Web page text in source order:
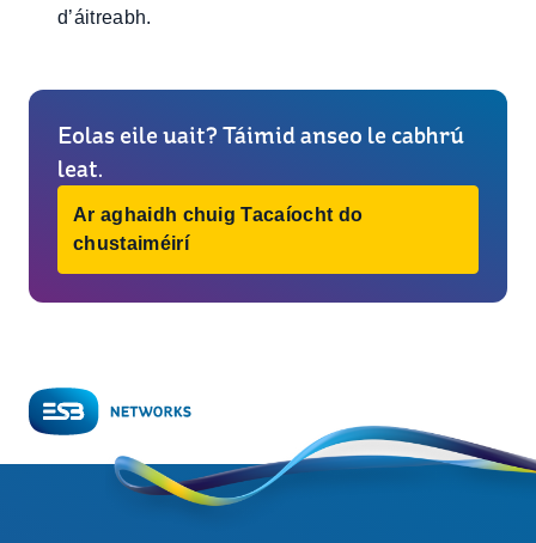
d’áitreabh.
Eolas eile uait? Táimid anseo le cabhrú
leat.
Ar aghaidh chuig Tacaíocht do
chustaiméirí